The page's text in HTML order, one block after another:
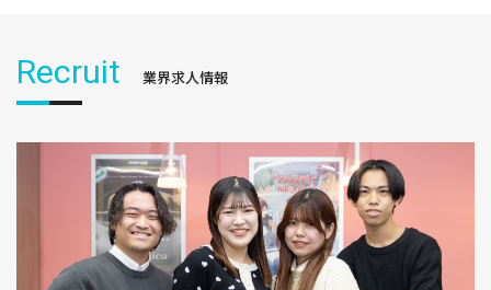
Recruit 業界求人情報